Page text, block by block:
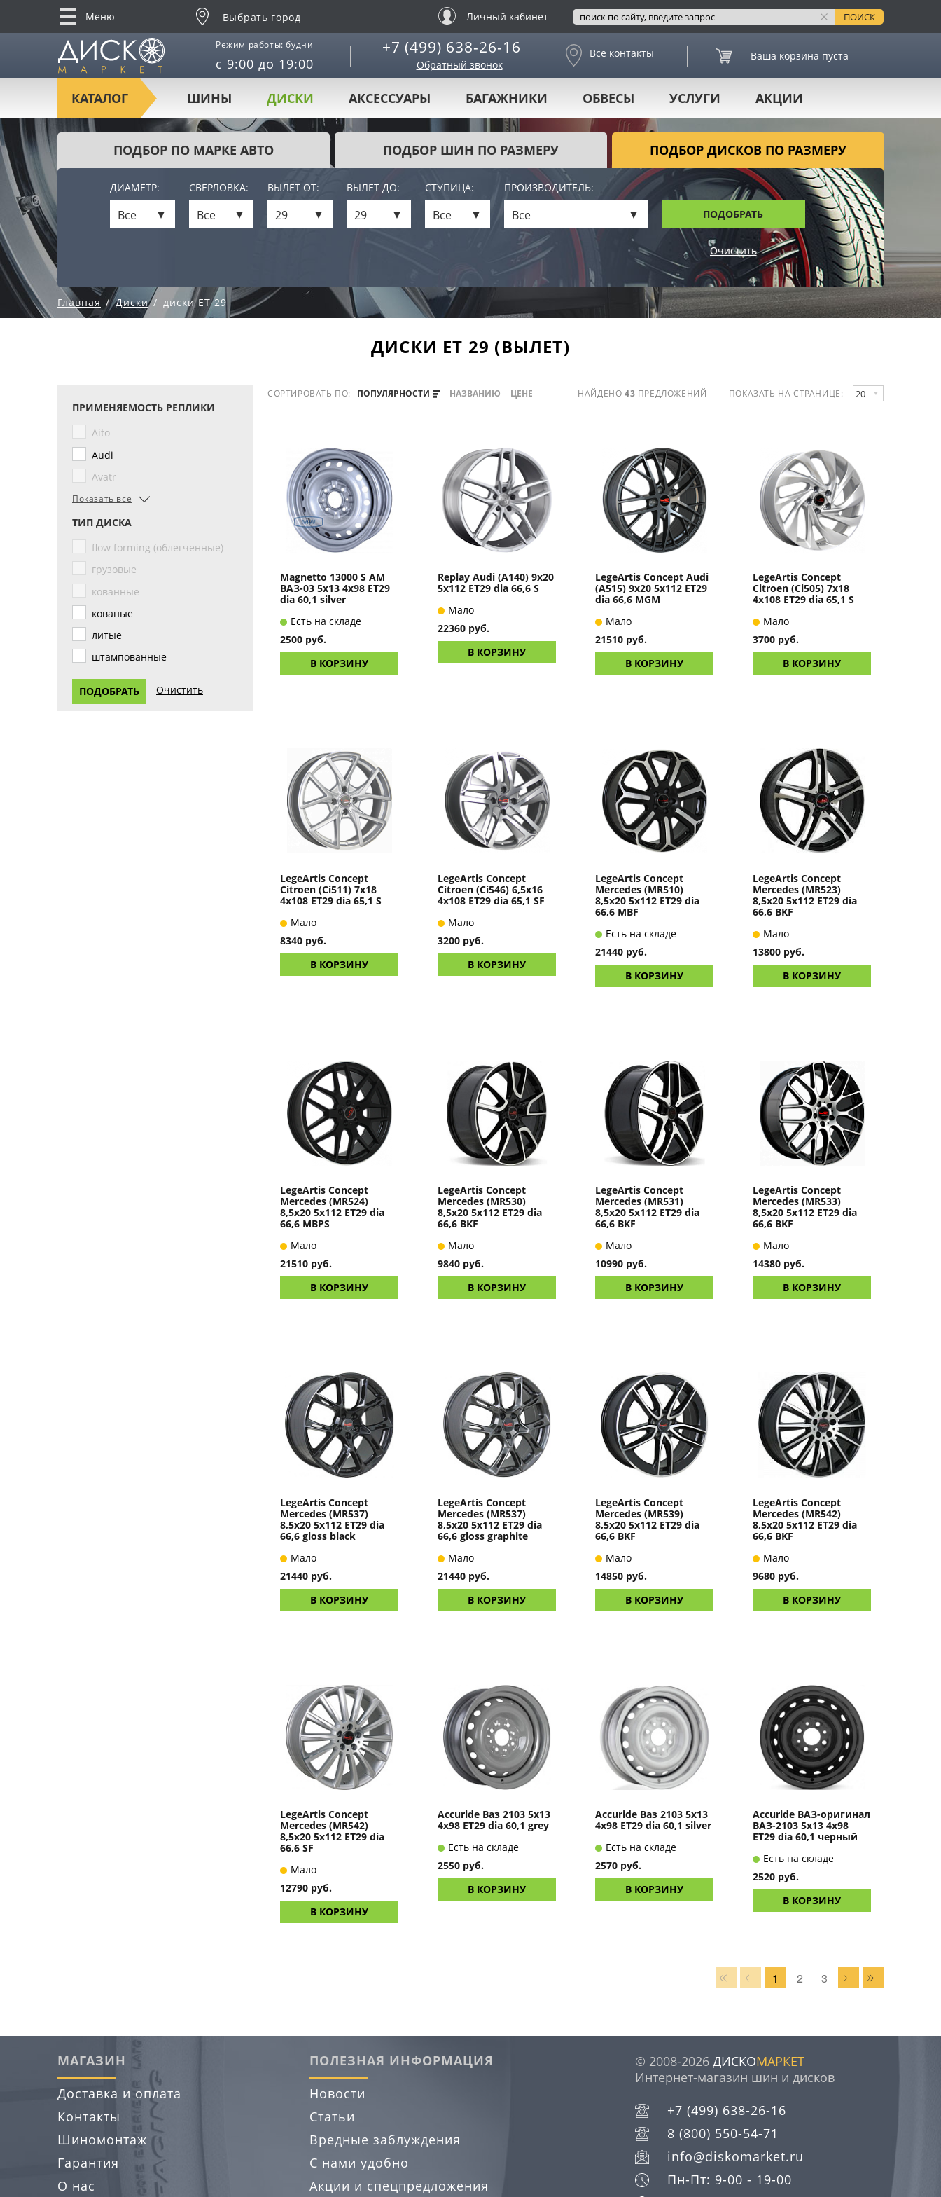
Меню Выбрать город Личный кабинет
Режим работы: будни
с 9:00 до 19:00
+7 (499) 638-26-16
Обратный звонок
Все контакты Ваша корзина пуста
КАТАЛОГ ШИНЫ ДИСКИ АКСЕССУАРЫ БАГАЖНИКИ ОБВЕСЫ УСЛУГИ АКЦИИ
ПОДБОР ПО МАРКЕ АВТО ПОДБОР ШИН ПО РАЗМЕРУ ПОДБОР ДИСКОВ ПО РАЗМЕРУ
ДИАМЕТР: СВЕРЛОВКА: ВЫЛЕТ ОТ: ВЫЛЕТ ДО: СТУПИЦА: ПРОИЗВОДИТЕЛЬ:
Все Все 29 29 Все Все ПОДОБРАТЬ
Главная Диски диски ET 29
ДИСКИ ЕТ 29 (ВЫЛЕТ)
ПРИМЕНЯЕМОСТЬ РЕПЛИКИ
Aito
Audi
Avatr
Показать все
ТИП ДИСКА
flow forming (облегченные)
грузовые
кованные
кованые
литые
штампованные
СОРТИРОВАТЬ ПО: ПОПУЛЯРНОСТИ НАЗВАНИЮ ЦЕНЕ НАЙДЕНО 43 ПРЕДЛОЖЕНИЙ ПОКАЗАТЬ НА СТРАНИЦЕ: 20
Magnetto 13000 S AM
ВАЗ-03 5x13 4x98 ET29
dia 60,1 silver
Есть на складе
2500 руб.
В КОРЗИНУ
Replay Audi (A140) 9x20
5x112 ET29 dia 66,6 S
Мало
22360 руб.
В КОРЗИНУ
LegeArtis Concept Audi
(A515) 9x20 5x112 ET29
dia 66,6 MGM
Мало
21510 руб.
В КОРЗИНУ
LegeArtis Concept
Citroen (Ci505) 7x18
4x108 ET29 dia 65,1 S
Мало
3700 руб.
В КОРЗИНУ
LegeArtis Concept
Citroen (Ci511) 7x18
4x108 ET29 dia 65,1 S
Мало
8340 руб.
В КОРЗИНУ
LegeArtis Concept
Citroen (Ci546) 6,5x16
4x108 ET29 dia 65,1 SF
Мало
3200 руб.
В КОРЗИНУ
LegeArtis Concept
Mercedes (MR510)
8,5x20 5x112 ET29 dia
66,6 MBF
Есть на складе
21440 руб.
В КОРЗИНУ
LegeArtis Concept
Mercedes (MR523)
8,5x20 5x112 ET29 dia
66,6 BKF
Мало
13800 руб.
В КОРЗИНУ
LegeArtis Concept
Mercedes (MR524)
8,5x20 5x112 ET29 dia
66,6 MBPS
Мало
21510 руб.
В КОРЗИНУ
LegeArtis Concept
Mercedes (MR530)
8,5x20 5x112 ET29 dia
66,6 BKF
Мало
9840 руб.
В КОРЗИНУ
LegeArtis Concept
Mercedes (MR531)
8,5x20 5x112 ET29 dia
66,6 BKF
Мало
10990 руб.
В КОРЗИНУ
LegeArtis Concept
Mercedes (MR533)
8,5x20 5x112 ET29 dia
66,6 BKF
Мало
14380 руб.
В КОРЗИНУ
LegeArtis Concept
Mercedes (MR537)
8,5x20 5x112 ET29 dia
66,6 gloss black
Мало
21440 руб.
В КОРЗИНУ
LegeArtis Concept
Mercedes (MR537)
8,5x20 5x112 ET29 dia
66,6 gloss graphite
Мало
21440 руб.
В КОРЗИНУ
LegeArtis Concept
Mercedes (MR539)
8,5x20 5x112 ET29 dia
66,6 BKF
Мало
14850 руб.
В КОРЗИНУ
LegeArtis Concept
Mercedes (MR542)
8,5x20 5x112 ET29 dia
66,6 BKF
Мало
9680 руб.
В КОРЗИНУ
LegeArtis Concept
Mercedes (MR542)
8,5x20 5x112 ET29 dia
66,6 SF
Мало
12790 руб.
В КОРЗИНУ
Accuride Ваз 2103 5x13
4x98 ET29 dia 60,1 grey
Есть на складе
2550 руб.
В КОРЗИНУ
Accuride Ваз 2103 5x13
4x98 ET29 dia 60,1 silver
Есть на складе
2570 руб.
В КОРЗИНУ
Accuride ВАЗ-оригинал
ВАЗ-2103 5x13 4x98
ET29 dia 60,1 черный
Есть на складе
2520 руб.
В КОРЗИНУ
1 2 3
МАГАЗИН
Доставка и оплата
Контакты
Шиномонтаж
Гарантия
О нас
ПОЛЕЗНАЯ ИНФОРМАЦИЯ
Новости
Статьи
Вредные заблуждения
С нами удобно
Акции и спецпредложения
© 2008-2026 ДИСКОМАРКЕТ
Интернет-магазин шин и дисков
+7 (499) 638-26-16
8 (800) 550-54-71
info@diskomarket.ru
Пн-Пт: 9-00 - 19-00